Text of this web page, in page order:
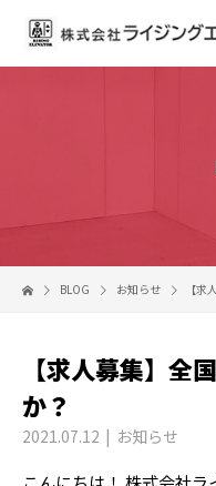
BLOG お知らせ 【
【求人募集】全
か？
2021.07.12 お知らせ